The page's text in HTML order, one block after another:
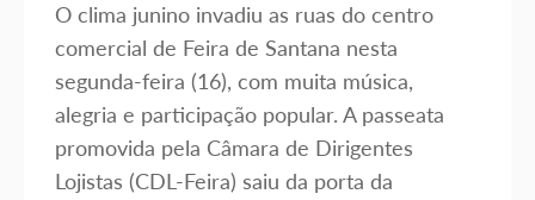
O clima junino invadiu as ruas do centro
comercial de Feira de Santana nesta
segunda-feira (16), com muita música,
alegria e participação popular. A passeata
promovida pela Câmara de Dirigentes
Lojistas (CDL-Feira) saiu da porta da